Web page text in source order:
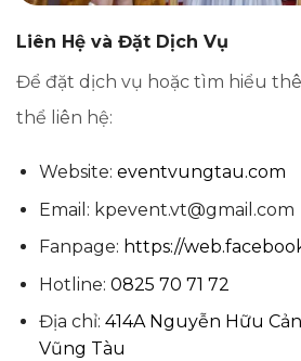
Liên Hệ và Đặt Dịch Vụ
Để đặt dịch vụ hoặc tìm hiểu
thể liên hệ:
Website: eventvungtau.com
Email: kpevent.vt@gmail.com
Fanpage: https://
Hotline: 0825 70 71 72
Địa chỉ: 414A Nguyễn Hữu
Vũng Tàu